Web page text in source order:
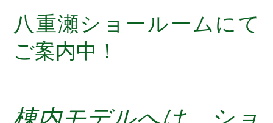
八重瀬ショールームにて
ご案内中！